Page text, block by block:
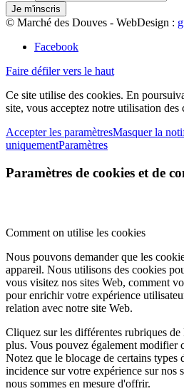
© Marché des Douves - WebDesign :
Facebook
Faire défiler vers le haut
Ce site utilise des cookies. En
site, vous acceptez notre utilisation des
Accepter les paramètresMasquer la
uniquementParamètres
Paramètres de cookies et de
Comment on utilise les cookies
Nous pouvons demander que les
appareil. Nous utilisons des cookies
vous visitez nos sites Web, comment
pour enrichir votre expérience
relation avec notre site Web.
Cliquez sur les différentes rubriques
plus. Vous pouvez également modifier
Notez que le blocage de certains types
incidence sur votre expérience sur nos
nous sommes en mesure d'offrir.